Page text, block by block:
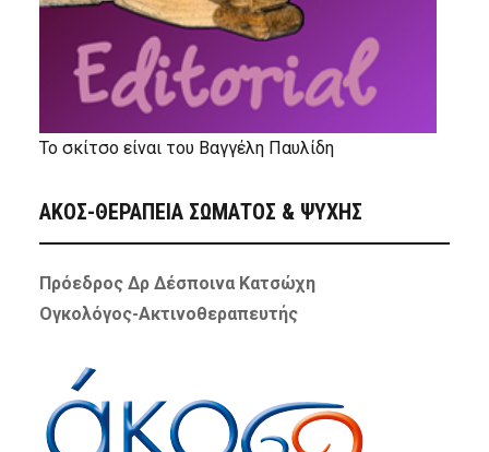
Το σκίτσο είναι του Βαγγέλη Παυλίδη
ΑΚΟΣ-ΘΕΡΑΠΕΙΑ ΣΩΜΑΤΟΣ & ΨΥΧΗΣ
Πρόεδρος Δρ Δέσποινα Κατσώχη
Ογκολόγος-Ακτινοθεραπευτής